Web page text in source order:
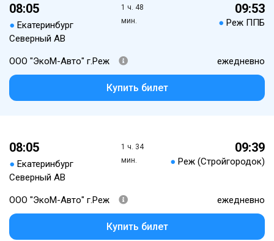
08:05
● Екатеринбург
Северный АВ
1 ч. 48
мин.
09:53
● Реж ППБ
ООО "ЭкоМ-Авто" г.Реж ежедневно
Купить билет
08:05
● Екатеринбург
Северный АВ
1 ч. 34
мин.
09:39
● Реж (Стройгородок)
ООО "ЭкоМ-Авто" г.Реж ежедневно
Купить билет